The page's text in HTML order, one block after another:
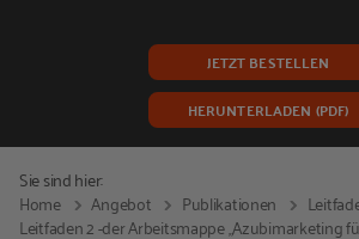
JETZT BESTELLEN
HERUNTERLADEN (PDF)
Sie sind hier:
Home
Angebot Publikationen
Leitfaden 2 -der Arbeitsmappe „Azubimarketing